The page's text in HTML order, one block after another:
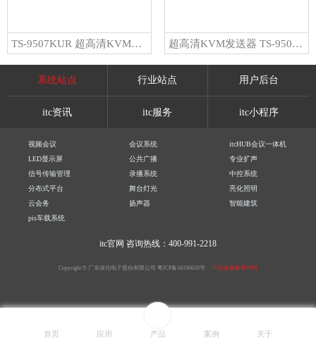
TS-9507KUR 超高清KVM接收器 超高清KVM发送器 TS-9506KUT
系统站点 行业站点 用户后台
itc资讯 itc服务 itc小程序
视频会议 会议系统
itcHUB会议一体机
LED显示屏
公共广播
专业扩声
信号传输管理
录播系统
中控系统
分布式平台
舞台灯光
亮化照明
云会务
扬声器
智能建筑
pis车载系统
itc官网 咨询热线：400-991-2218
Copyright © 广东保伦电子股份有限公司 粤ICP备16106620号 产品参数解释声明
首页 应用 产品 案例 关于